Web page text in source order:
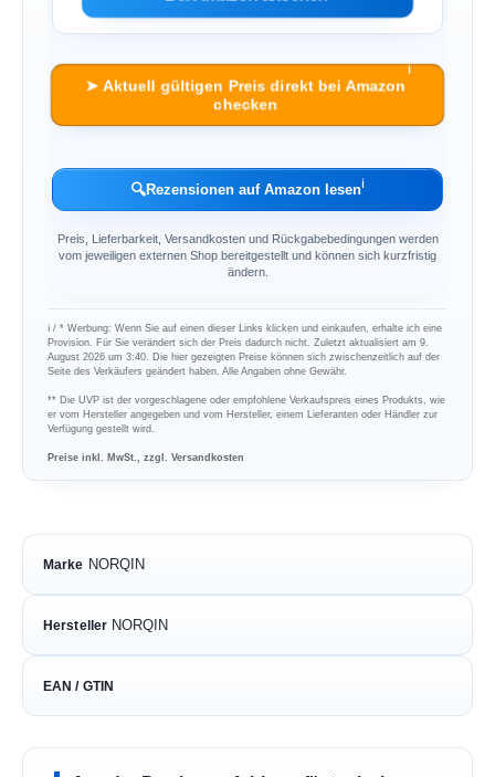
➤ Aktuell gültigen Preis direkt bei Amazon
checken
ℹ︎
🔍Rezensionen auf Amazon lesenℹ︎
Preis, Lieferbarkeit, Versandkosten und Rückgabebedingungen werden
vom jeweiligen externen Shop bereitgestellt und können sich kurzfristig
ändern.
ℹ︎ / * Werbung: Wenn Sie auf einen dieser Links klicken und einkaufen, erhalte ich eine
Provision. Für Sie verändert sich der Preis dadurch nicht. Zuletzt aktualisiert am 9.
August 2026 um 3:40. Die hier gezeigten Preise können sich zwischenzeitlich auf der
Seite des Verkäufers geändert haben. Alle Angaben ohne Gewähr.
** Die UVP ist der vorgeschlagene oder empfohlene Verkaufspreis eines Produkts, wie
er vom Hersteller angegeben und vom Hersteller, einem Lieferanten oder Händler zur
Verfügung gestellt wird.
Preise inkl. MwSt., zzgl. Versandkosten
Marke NORQIN
Hersteller NORQIN
EAN / GTIN